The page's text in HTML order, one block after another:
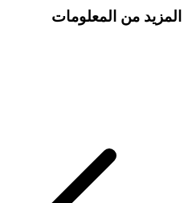
المزيد من المعلومات